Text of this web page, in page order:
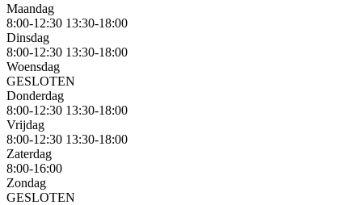
Maandag
8:00-12:30 13:30-18:00
Dinsdag
8:00-12:30 13:30-18:00
Woensdag
GESLOTEN
Donderdag
8:00-12:30 13:30-18:00
Vrijdag
8:00-12:30 13:30-18:00
Zaterdag
8:00-16:00
Zondag
GESLOTEN